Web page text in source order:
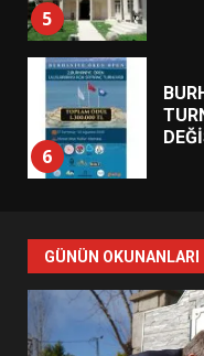
5
6
7
GÜNÜN OKUNANLARI